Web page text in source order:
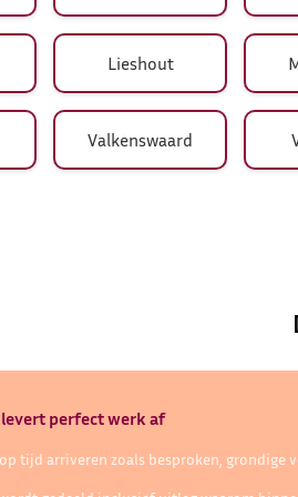
Lieshout
Valkenswaard